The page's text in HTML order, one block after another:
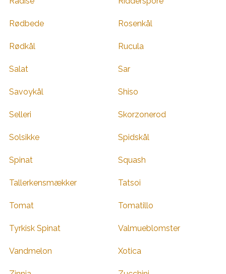
Rødbede Rosenkål
Rødkål Rucula
Salat Sar
Savoykål Shiso
Selleri Skorzonerod
Solsikke Spidskål
Spinat Squash
Tallerkensmækker Tatsoi
Tomat Tomatillo
Tyrkisk Spinat Valmueblomster
Vandmelon Xotica